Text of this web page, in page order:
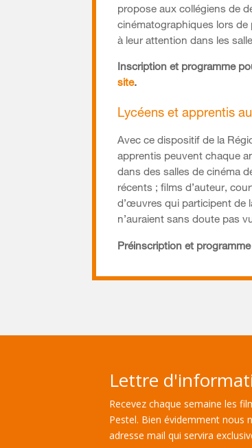
propose aux collégiens de
cinématographiques lors
à leur attention dans les
Inscription et programme
site.
Lycéens et apprentis
Avec ce dispositif de la
apprentis peuvent chaque
dans des salles de cinéma
récents ; films d’auteur,
d’œuvres qui participent de
n’auraient sans doute pas
Préinscription et
Lettre
Recevez chaque semaine les
Pestel. Bien évidemment nous
adresse mail qui servira